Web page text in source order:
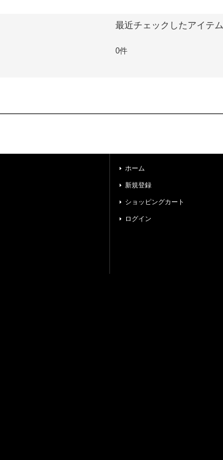
最近チェックしたアイテム
0件
ホーム
新規登録
ショッピングカート
ログイン